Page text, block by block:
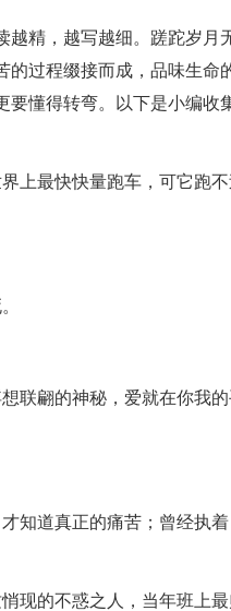
精，越写越细。蹉跎岁月
的过程缀接而成，品味生命
要懂得转弯。以下是小编收
上最快快量跑车，可它跑
联翩的神秘，爱就在你我
知道真正的痛苦；曾经执
现的不惑之人，当年班上